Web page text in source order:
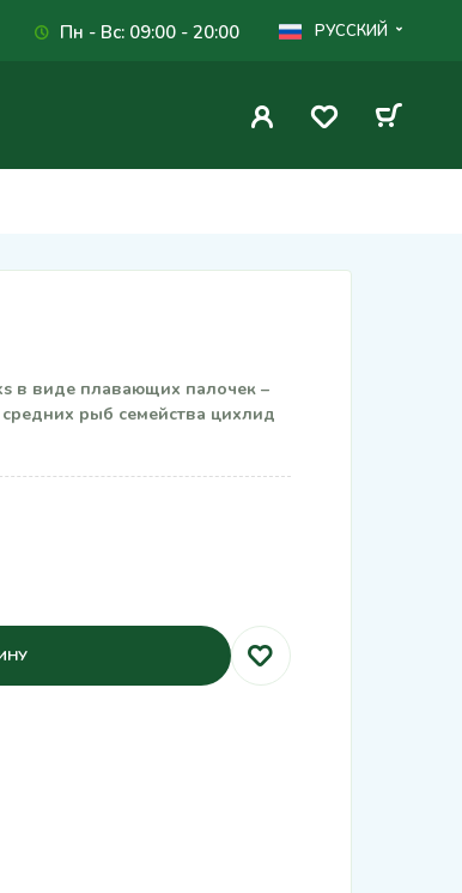
Пн - Вс: 09:00 - 20:00 РУССКИЙ
в виде плавающих палочек –
рыб семейства цихлид